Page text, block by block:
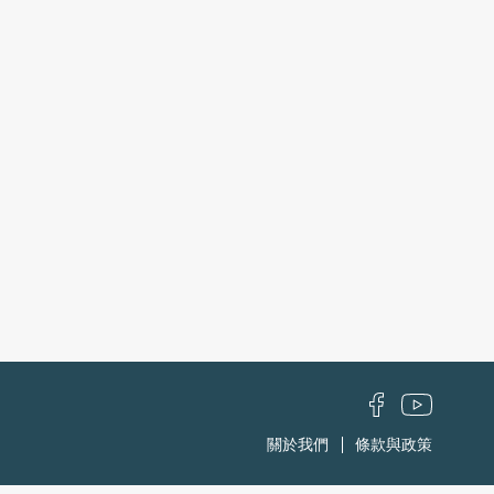
關於我們
條款與政策